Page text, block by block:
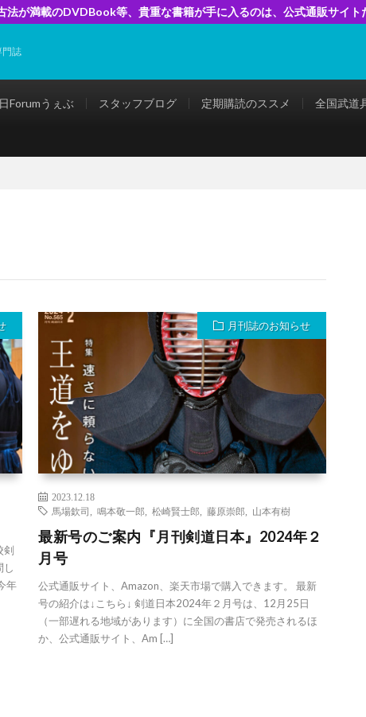
法が満載のDVDBook等、貴重な書籍が手に入るのは、公式通販サイト
門誌
Forumうぇぶ スタッフブログ 定期購読のススメ 全国武道
剣
し
年
月刊誌のお知らせ
2023.12.18
馬場欽司
,鳴本敬一郎 ,松崎賢士郎 ,藤原崇郎 山本有樹
最新号のご案内『月刊剣道日本』2024年２
月号
公式通販サイト、Amazon、楽天市場で購入できます。 最新
号の紹介は↓こちら↓ 剣道日本2024年２月号は、12月25日
（一部遅れる地域があります）に全国の書店で発売されるほ
か、公式通販サイト、Am […]